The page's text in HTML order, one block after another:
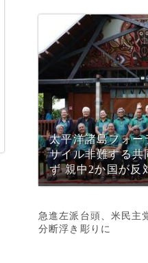
太平洋諸島フォー
サイル非難する共
ず 親中2か国が反
急進左派台頭、米民主
分断浮き彫りに